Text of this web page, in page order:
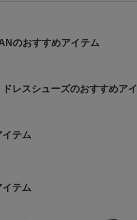
のおすすめアイテム
ドレスシューズのおすすめア
イテム